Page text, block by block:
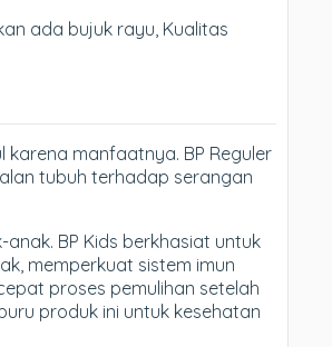
ada bujuk rayu, Kualitas
manfaatnya. BP Reguler
tubuh terhadap serangan
BP Kids berkhasiat untuk
memperkuat sistem imun
proses pemulihan setelah
produk ini untuk kesehatan